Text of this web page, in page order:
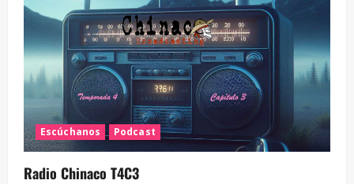
Escúchanos Podcast
Radio Chinaco T4C3